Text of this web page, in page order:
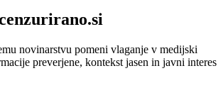
novinarstvu pomeni vlaganje v medijski
preverjene, kontekst jasen in javni interes